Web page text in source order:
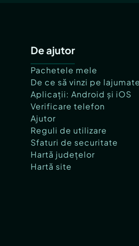
De ajutor
Pachetele mele
De ce să vinzi pe
Aplicații: Android și iOS
Verificare telefon
Ajutor
Reguli de utilizare
Sfaturi de securitate
Hartă județelor
Hartă site